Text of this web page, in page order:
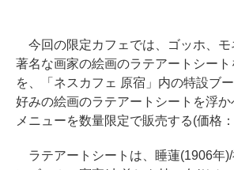
今回の限定カフェでは、ゴッホ、モ
著名な画家の絵画のラテアートシー
を、「ネスカフェ 原宿」内の特設ブ
好みの絵画のラテアートシートを浮
メニューを数量限定で販売する(価格：
ラテアートシートは、睡蓮(1906年